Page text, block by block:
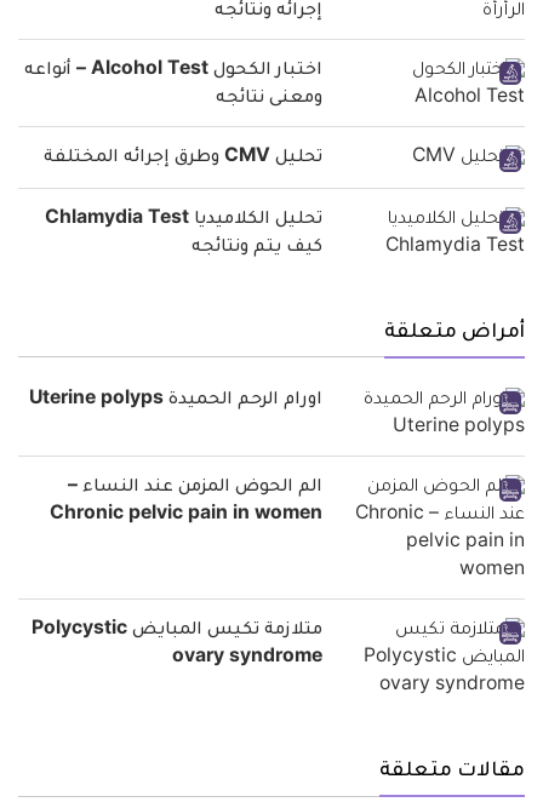
إجرائه ونتائجه
اختبار الكحول Alcohol Test – أنواعه
ومعنى نتائجه
تحليل CMV وطرق إجرائه المختلفة
تحليل الكلاميديا Chlamydia Test
كيف يتم ونتائجه
أمراض متعلقة
اورام الرحم الحميدة Uterine polyps
الم الحوض المزمن عند النساء –
Chronic pelvic pain in women
متلازمة تكيس المبايض Polycystic
ovary syndrome
مقالات متعلقة